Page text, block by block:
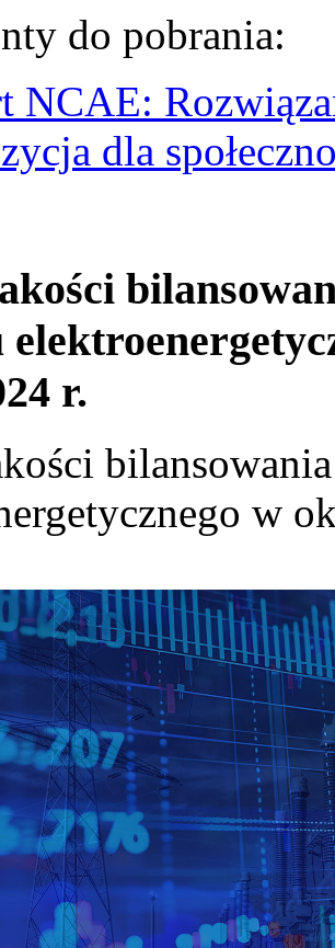
do pobrania:
NCAE:
dla
r.
w